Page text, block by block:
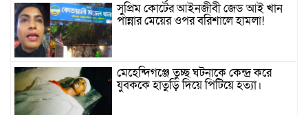
সুপ্রিম কোর্টের আইনজীবী জেড আই খান
পান্নার মেয়ের ওপর বরিশালে হামলা!
মেহেন্দিগঞ্জে তুচ্ছ ঘটনাকে কেন্দ্র করে
যুবককে হাতুড়ি দিয়ে পিটিয়ে হত্যা।